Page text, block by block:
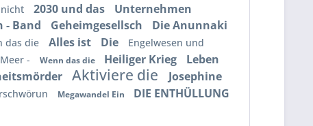
nicht 2030 und das Unternehmen
- Band Geheimgesellsch Die Anunnaki
das die Alles ist Die Engelwesen und
- Wenn das die Heiliger Krieg
Leben
Aktiviere die
Josephine
Megawandel Ein DIE ENTHÜLLUNG